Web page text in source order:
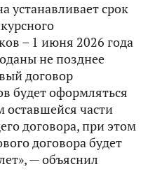
устанавливает срок
– 1 июня 2026 года
не позднее
договор
будет оформляться
оставшейся части
договора, при этом
договора будет
— объяснил